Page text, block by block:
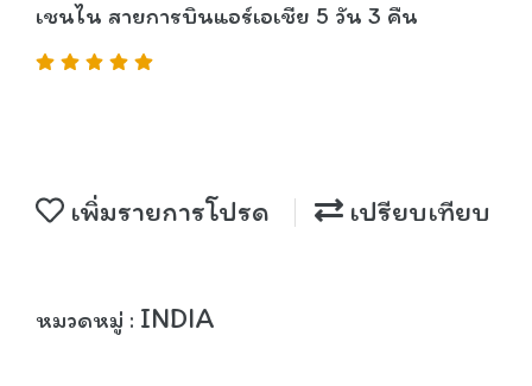
เชนไน สายการบินแอร์เอเชีย 5 วัน 3 คืน
เพิ่มรายการโปรด เปรียบเทียบ
หมวดหมู่ : INDIA